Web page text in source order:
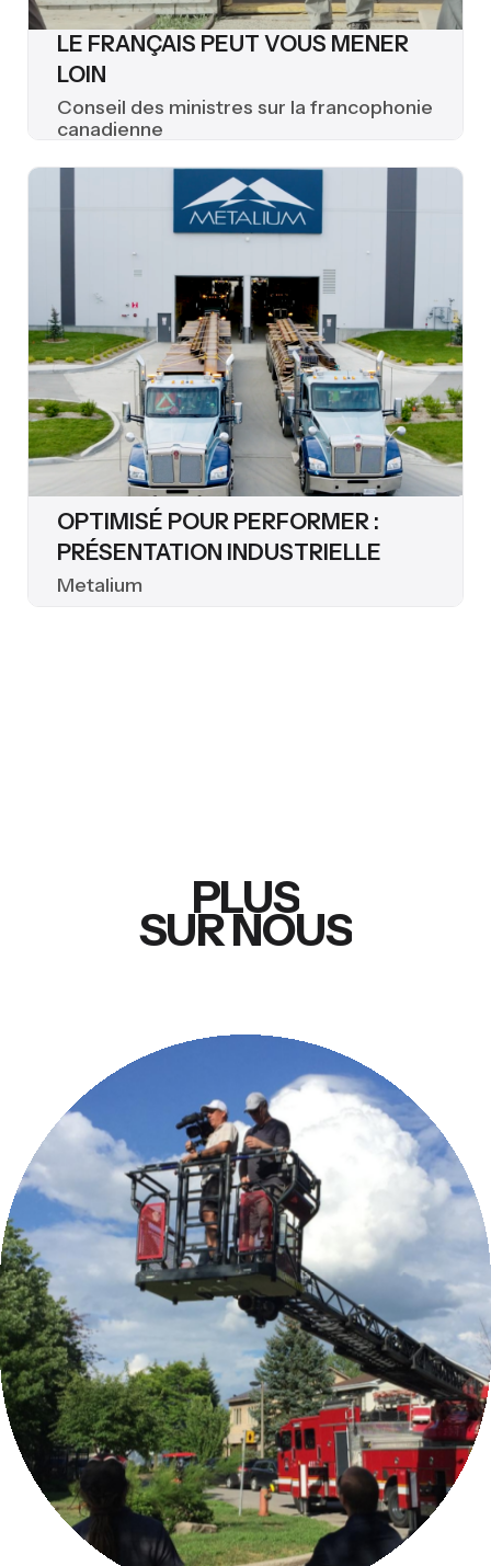
LE FRANÇAIS PEUT VOUS MENER
LOIN
Conseil des ministres sur la francophonie
canadienne
OPTIMISÉ POUR PERFORMER :
PRÉSENTATION INDUSTRIELLE
Metalium
PLUS
SUR NOUS